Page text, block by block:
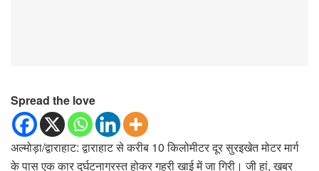
Spread the love
अल्मोड़ा/द्वाराहाट: द्वाराहाट से करीब 10 किलोमीटर दूर सुरइखेत मोटर मार्ग
के पास एक कार दुर्घटनाग्रस्त होकर गहरी खाई में जा गिरी। जी हां, खबर